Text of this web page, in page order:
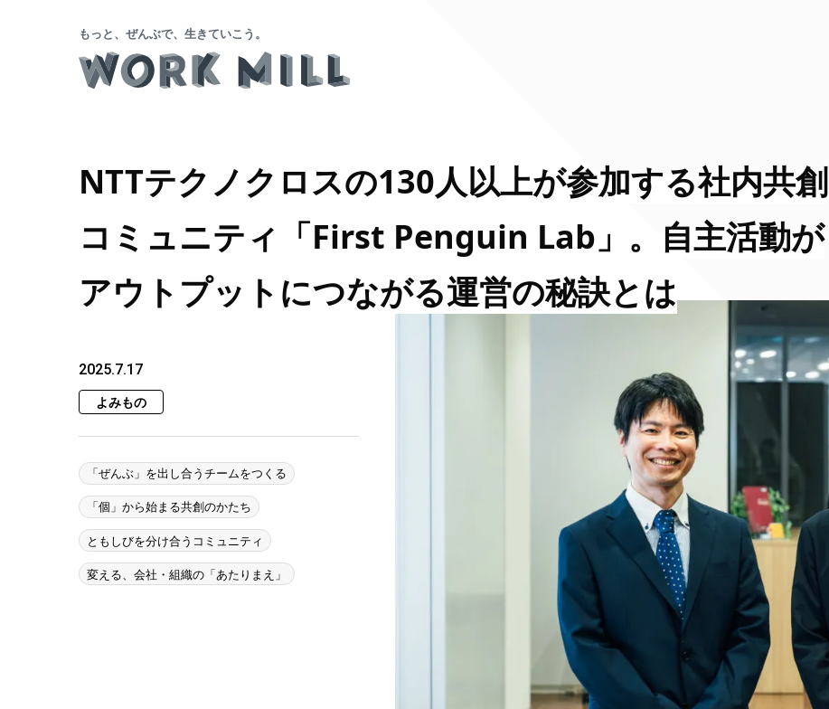
もっと、ぜんぶで、生きていこう。
NTTテクノクロスの130人以上が参加する社内共創
コミュニティ「First Penguin Lab」。自主活動が
アウトプットにつながる運営の秘訣とは
2025.7.17
よみもの
「ぜんぶ」を出し合うチームをつくる
「個」から始まる共創のかたち
ともしびを分け合うコミュニティ
変える、会社・組織の「あたりまえ」